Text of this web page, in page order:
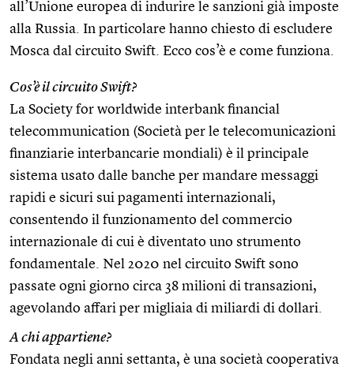
all’Unione europea di indurire le sanzioni già imposte
alla Russia. In particolare hanno chiesto di escludere
Mosca dal circuito Swift. Ecco cos’è e come funziona.
Cos’è il circuito Swift?
La Society for worldwide interbank financial
telecommunication (Società per le telecomunicazioni
finanziarie interbancarie mondiali) è il principale
sistema usato dalle banche per mandare messaggi
rapidi e sicuri sui pagamenti internazionali,
consentendo il funzionamento del commercio
internazionale di cui è diventato uno strumento
fondamentale. Nel 2020 nel circuito Swift sono
passate ogni giorno circa 38 milioni di transazioni,
agevolando affari per migliaia di miliardi di dollari.
A chi appartiene?
Fondata negli anni settanta, è una società cooperativa